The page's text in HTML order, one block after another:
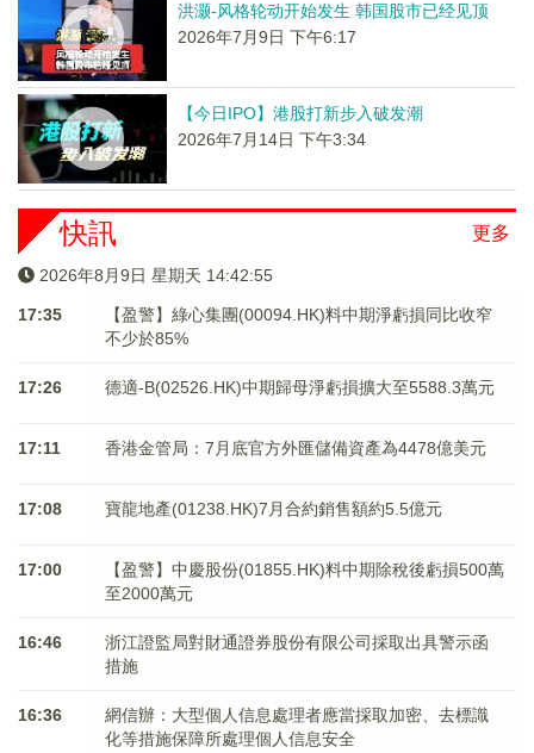
洪灏-风格轮动开始发生 韩国股市已经见顶
2026年7月9日 下午6:17
【今日IPO】港股打新步入破发潮
2026年7月14日 下午3:34
更多
快訊
2026年8月9日 星期天 14:42:55
17:35
【盈警】綠心集團(00094.HK)料中期淨虧損同比收窄
不少於85%
17:26 德適-B(02526.HK)中期歸母淨虧損擴大至5588.3萬元
17:11 香港金管局：7月底官方外匯儲備資產為4478億美元
17:08 寶龍地產(01238.HK)7月合約銷售額約5.5億元
17:00
【盈警】中慶股份(01855.HK)料中期除稅後虧損500萬
至2000萬元
16:46
浙江證監局對財通證券股份有限公司採取出具警示函
措施
16:36
網信辦：大型個人信息處理者應當採取加密、去標識
化等措施保障所處理個人信息安全